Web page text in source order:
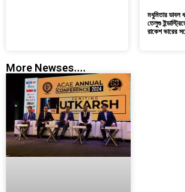
মধুমিতার ডাবল
তেলুগু
রাকেশ ভারের
More Newses....